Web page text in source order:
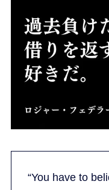
“You have to